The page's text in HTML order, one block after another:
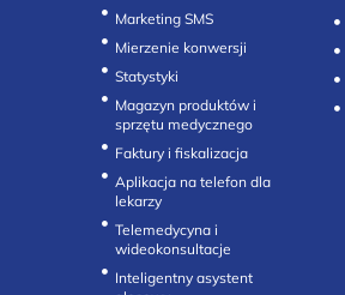
Marketing SMS
Mierzenie konwersji‎
Statystyki
Magazyn produktów i
sprzętu medycznego
Faktury i fiskalizacja
Aplikacja na telefon dla
lekarzy
Telemedycyna i
wideokonsultacje‎
Inteligentny asystent